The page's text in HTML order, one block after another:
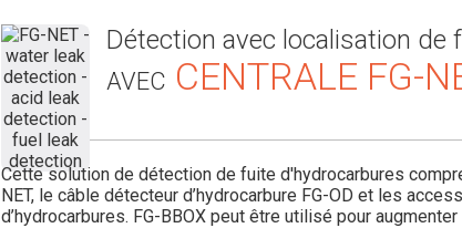
Détection avec localisation de
AVEC CENTRALE FG-
Cette solution de détection de fuite d'hydrocarbures
NET, le câble détecteur d’hydrocarbure FG-OD et les
d’hydrocarbures. FG-BBOX peut être utilisé pour